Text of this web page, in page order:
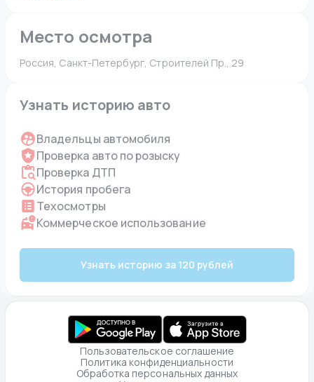
Место осмотра
Россия, Санкт-Петербург, Строителей Пр., 29
Узнать историю авто
Владельцы автомобиля
Проверка авто по розыску
Проверка ДТП
История пробега
Техосмотры
Коммерческое использование
Узнать историю за 120 рублей
Пользовательское соглашение
Политика конфиденциальности
Обработка персональных данных